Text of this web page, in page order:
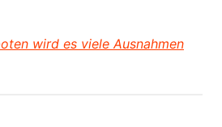
wird es viele Ausnahmen